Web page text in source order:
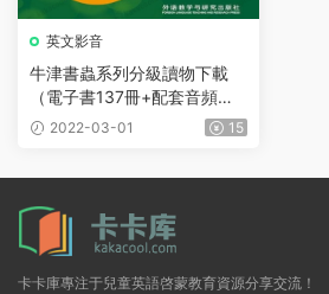
英文影音
牛津書蟲系列分級讀物下載
（電子書137冊+配套音頻）P
DF+EPUB+MOBI+AZW3+M
2022-03-01 15
卡卡庫專注于兒童英語啓蒙教育資源分享交流！